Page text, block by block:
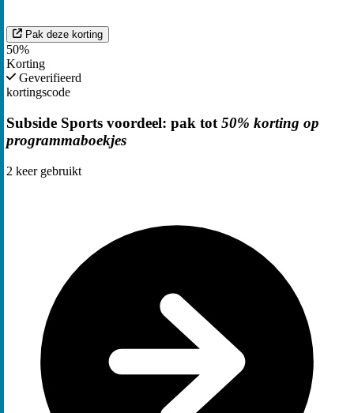
Pak deze korting
50%
Korting
Geverifieerd
kortingscode
Subside Sports voordeel: pak tot 50% korting op
programmaboekjes
2 keer gebruikt